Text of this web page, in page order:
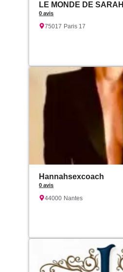
LE MONDE DE SARAH
0 avis
75017 Paris 17
Hannahsexcoach
0 avis
44000 Nantes